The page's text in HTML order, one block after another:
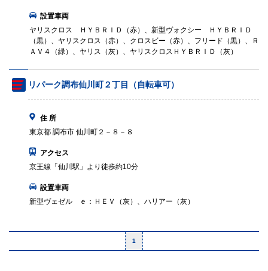
設置車両
ヤリスクロス ＨＹＢＲＩＤ（赤）、新型ヴォクシー ＨＹＢＲＩＤ
（黒）、ヤリスクロス（赤）、クロスビー（赤）、フリード（黒）、Ｒ
ＡＶ４（緑）、ヤリス（灰）、ヤリスクロスＨＹＢＲＩＤ（灰）
リパーク調布仙川町２丁目（自転車可）
住 所
東京都 調布市 仙川町２－８－８
アクセス
京王線「仙川駅」より徒歩約10分
設置車両
新型ヴェゼル ｅ：ＨＥＶ（灰）、ハリアー（灰）
1